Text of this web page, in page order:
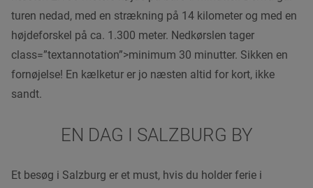
turen nedad, med en strækning på 14 kilometer og med en
højdeforskel på ca. 1.300 meter. Nedkørslen tager
class=”textannotation”>minimum 30 minutter. Sikken en
fornøjelse! En kælketur er jo næsten altid for kort, ikke
sandt.
EN DAG I SALZBURG BY
Et besøg i Salzburg er et must, hvis du holder ferie i